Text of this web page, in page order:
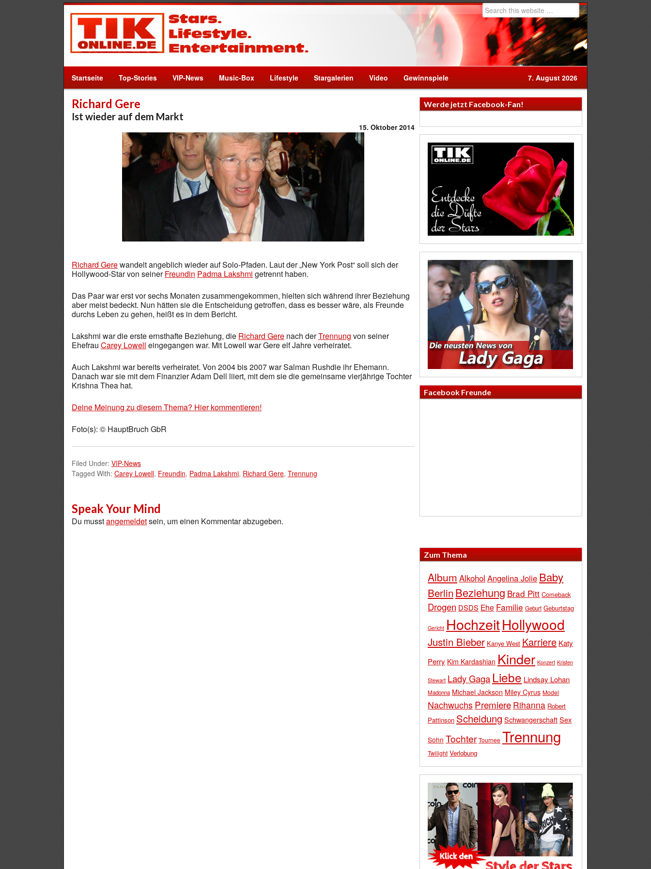
Startseite Top-Stories VIP-News Music-Box Lifestyle Stargalerien Video Gewinnspiele 7. August 2026
Richard Gere
Ist wieder auf dem Markt
15. Oktober 2014
Richard Gerewandelt angeblich wieder auf Solo-Pfaden. Laut der „New York Post“ soll sich der
Hollywood-Star von seinerFreundin Padma Lakshmi getrennt haben.
Das Paar war erst vor sechs Monaten zusammengekommen, hielten sich während ihrer Beziehung
aber meist bedeckt. Nun hätten sie die Entscheidung getroffen, dass es besser wäre, als Freunde
durchs Leben zu gehen, heißt es in dem Bericht.
Lakshmi war die erste ernsthafte Beziehung, die Richard Gere nach derTrennung von seiner
Ehefrau Carey Lowell eingegangen war. Mit Lowell war Gere elf Jahre verheiratet.
Auch Lakshmi war bereits verheiratet. Von 2004 bis 2007 war Salman Rushdie ihr Ehemann.
Danach war sie mit dem Finanzier Adam Dell liiert, mit dem sie die gemeinsame vierjährige Tochter
Krishna Thea hat.
Deine Meinung zu diesem Thema? Hier kommentieren!
Foto(s): © HauptBruch GbR
Filed Under: VIP-News
Tagged With: Carey Lowell, Freundin, Padma Lakshmi, Richard Gere, Trennung
Speak Your Mind
Du musstangemeldetsein, um einen Kommentar abzugeben.
Werde jetzt Facebook-Fan!
Facebook Freunde
Zum Thema
Album Alkohol Angelina Jolie Baby
Berlin Beziehung Brad Pitt Comeback
Drogen DSDS Ehe Familie Geburt Geburtstag
Gericht HochzeitHollywood
Justin Bieber Kanye West Karriere Katy
Perry Kim Kardashian Kinder Konzert Kristen
Stewart Lady Gaga Liebe Lindsay Lohan
Madonna Michael Jackson Miley Cyrus Model
Nachwuchs Premiere Rihanna Robert
Pattinson Scheidung SchwangerschaftSex
Sohn Tochter Tournee Trennung
Twilight Verlobung